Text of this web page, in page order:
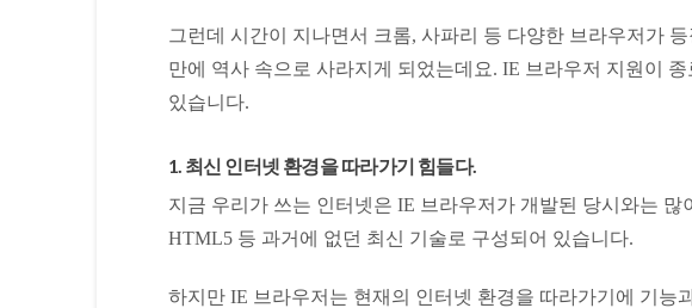
그런데 시간이 지나면서 크롬, 사파리 등 다양한 브라우저가
만에 역사 속으로 사라지게 되었는데요. IE 브라우저 지원이
있습니다.
1. 최신 인터넷 환경을 따라가기 힘들다.
지금 우리가 쓰는 인터넷은 IE 브라우저가 개발된 당시와는
HTML5 등 과거에 없던 최신 기술로 구성되어 있습니다.
하지만 IE 브라우저는 현재의 인터넷 환경을 따라가기에 기능